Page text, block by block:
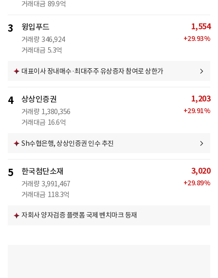
거래대금 89.9억
3 윙입푸드
거래량 346,924
거래대금 5.3억
1,554
+29.93%
대표이사 장내매수·최대주주 유상증자 참여로 상한가
4 상상인증권
거래량 1,380,356
거래대금 16.6억
1,203
+29.91%
Sh수협은행, 상상인증권 인수 추진
5 한국첨단소재
거래량 3,991,467
거래대금 118.3억
3,020
+29.89%
자회사 양자검증 플랫폼 국제 벤치마크 등재